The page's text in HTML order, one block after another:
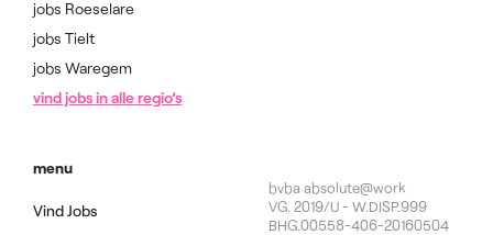
menu
Vind Jobs
jobs Roeselare
jobs Tielt
jobs Waregem
vind jobs in alle regio’s
bvba absolute@work
VG. 2019/U - W.DISP.999
BHG.00558-406-20160504